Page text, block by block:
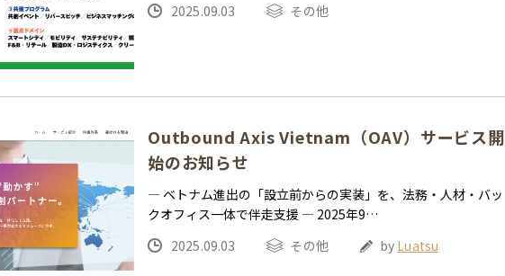
2025.09.03
その他
Outbound Axis Vietnam（OAV）サービス開
始のお知らせ
— ベトナム進出の「設立前からの実装」を、法務・人材・バッ
クオフィス一体で伴走支援 — 2025年9…
2025.09.03
その他 by Luatsu